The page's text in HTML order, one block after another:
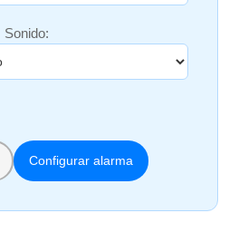
Sonido:
Configurar alarma